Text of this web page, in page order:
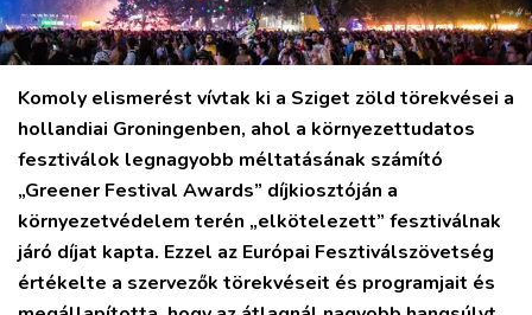
Komoly elismerést vívtak ki a Sziget zöld törekvései a
hollandiai Groningenben, ahol a környezettudatos
fesztiválok legnagyobb méltatásának számító
„Greener Festival Awards” díjkiosztóján a
környezetvédelem terén „elkötelezett” fesztiválnak
járó díjat kapta. Ezzel az Európai Fesztiválszövetség
értékelte a szervezők törekvéseit és programjait és